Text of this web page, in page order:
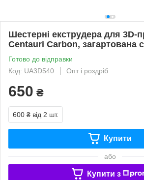
Шестерні екструдера для 3D-
Centauri Carbon, загартована
Готово до відправки
Код: UA3D540
Опт і роздріб
650 ₴
600 ₴ від 2 шт.
Купити
або
Купити з